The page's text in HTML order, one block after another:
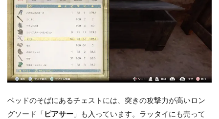
ベッドのそばにあるチェストには、突きの攻撃力が高いロン
グソード「ピアサー 」も入っています。ラッタイにも売って